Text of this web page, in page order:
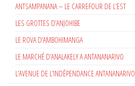
ANTSAMPANANA – LE CARREFOUR DE L’EST
LES GROTTES D’ANJOHIBE
LE ROVA D’AMBOHIMANGA
LE MARCHÉ D’ANALAKELY A ANTANANARIVO
L’AVENUE DE L’INDÉPENDANCE ANTANANARIVO